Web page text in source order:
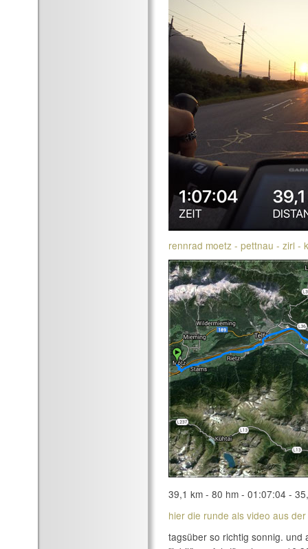
rennrad moetz - pettnau - zirl -
39,1 km - 80 hm - 01:07:04 -
hier die runde als video aus
tagsüber so richtig sonnig. und